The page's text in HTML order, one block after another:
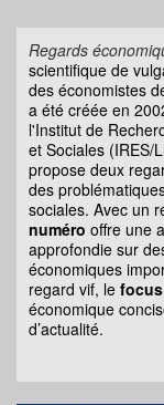
Regards
scientifique de
des économistes
a été créée en
l'Institut de
et Sociales (IRES/
propose deux
des
sociales. Avec un
numéro offre une
approfondie sur
économiques
regard vif, le focus
économique
d’actualité.